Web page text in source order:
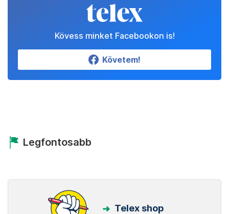
Kövess minket Facebookon is!
Követem!
Legfontosabb
Telex shop